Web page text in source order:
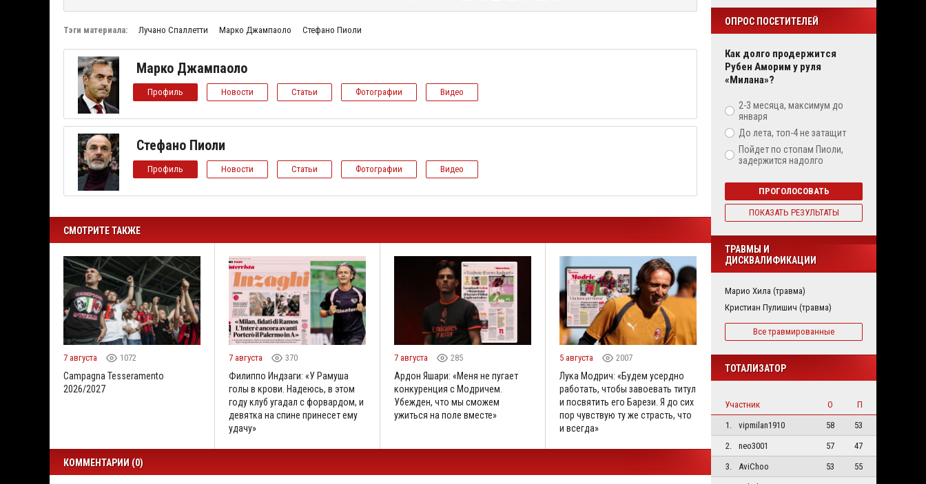
Тэги материала: Лучано Спаллетти Марко Джампаоло Стефано Пиоли
Марко Джампаоло
Профиль Новости Статьи Фотографии Видео
Стефано Пиоли
Профиль Новости Статьи Фотографии Видео
СМОТРИТЕ ТАКЖЕ
7 августа 1072
Campagna Tesseramento
2026/2027
7 августа 370
Филиппо Индзаги: «У Рамуша
голы в крови. Надеюсь, в этом
году клуб угадал с форвардом, и
девятка на спине принесет ему
удачу»
7 августа 285
Ардон Яшари: «Меня не пугает
конкуренция с Модричем.
Убежден, что мы сможем
ужиться на поле вместе»
5 августа 2007
Лука Модрич: «Будем усердно
работать, чтобы завоевать титул
и посвятить его Барези. Я до сих
пор чувствую ту же страсть, что
и всегда»
КОММЕНТАРИИ (0)
ОПРОС ПОСЕТИТЕЛЕЙ
Как долго продержится
Рубен Аморим у руля
«Милана»?
2-3 месяца, максимум до
января
До лета, топ-4 не затащит
Пойдет по стопам Пиоли,
задержится надолго
ПРОГОЛОСОВАТЬ
ПОКАЗАТЬ РЕЗУЛЬТАТЫ
ТРАВМЫ И
ДИСКВАЛИФИКАЦИИ
Марио Хила (травма)
Кристиан Пулишич (травма)
Все травмированные
ТОТАЛИЗАТОР
Участник О
П
1.
vipmilan1910 58
53
2.
neo3001 57
47
3.
AviChoo 53
55